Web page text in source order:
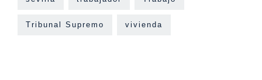
Tribunal Supremo vivienda